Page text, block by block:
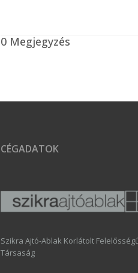
0 Megjegyzés
CÉGADATOK
Szikra Ajtó-Ablak Korlátolt
Társaság